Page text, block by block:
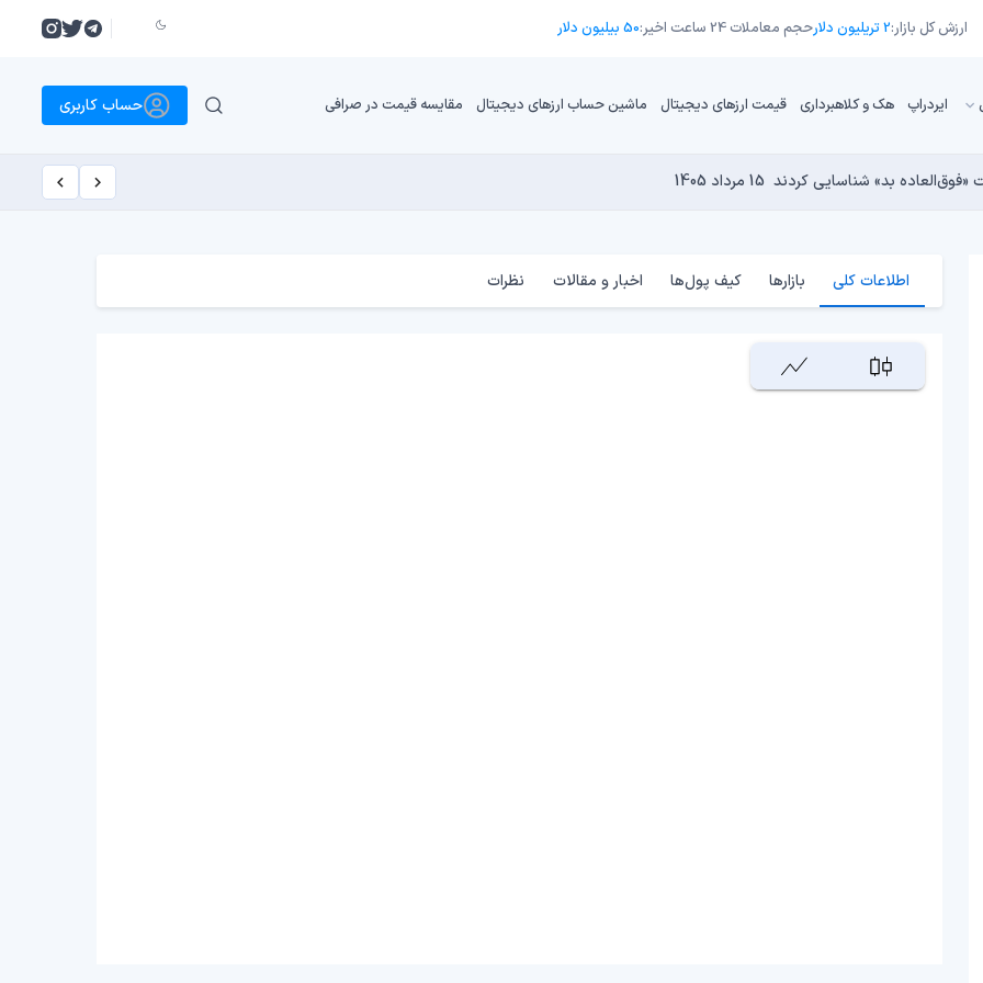
ارزش کل بازار:2 تریلیون دلار حجم معاملات 24 ساعت اخیر: 50 بیلیون دلار
ایردراپ هک و کلاهبرداری قیمت ارزهای دیجیتال ماشین حساب ارزهای دیجیتال مقایسه قیمت در صرافی حساب کاربری
15 مرداد 1405 15 مرداد 1405
به پایان رسیده است؟ 14 مرداد 1405 14 مرداد 1405 13 مرداد 1405
اطلاعات کلی بازارها کیف پول‌ها اخبار و مقالات نظرات